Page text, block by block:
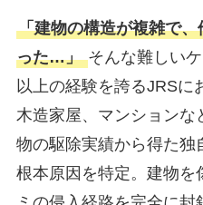
「建物の構造が複雑で
った…」 そんな難しい
以上の経験を誇るJRSに
木造家屋、マンションな
物の駆除実績から得た独
根本原因を特定。建物を